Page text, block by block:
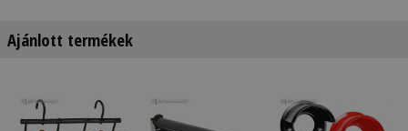
Ajánlott termékek